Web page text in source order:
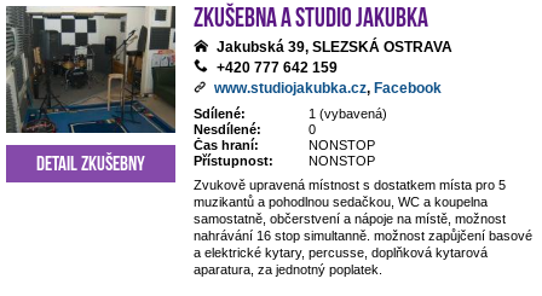
Zkušebna a studio Jakubka
Jakubská 39, SLEZSKÁ OSTRAVA
+420 777 642 159
www.studiojakubka.cz, Facebook
Sdílené:
1 (vybavená)
Nesdílené:
0
Čas hraní:
NONSTOP
Přístupnost:
NONSTOP
Zvukově upravená místnost s dostatkem místa pro 5
muzikantů a pohodlnou sedačkou, WC a koupelna
samostatně, občerstvení a nápoje na místě, možnost
nahrávání 16 stop simultanně. možnost zapůjčení basové
a elektrické kytary, percusse, doplňková kytarová
aparatura, za jednotný poplatek.
Detail zkušebny